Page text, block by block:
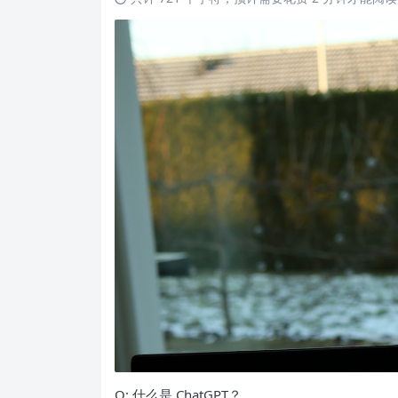
Q: 什么是 ChatGPT？